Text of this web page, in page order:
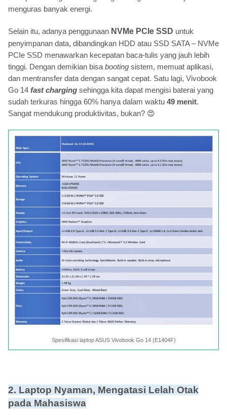
menguras banyak energi.
Selain itu, adanya penggunaan NVMe PCIe SSD untuk
penyimpanan data, dibandingkan HDD atau SSD SATA – NVMe
PCIe SSD menawarkan kecepatan baca-tulis yang jauh lebih
tinggi. Dengan demikian bisa booting sistem, memuat aplikasi,
dan mentransfer data dengan sangat cepat. Satu lagi, Vivobook
Go 14 fast charging sehingga kita dapat mengisi baterai yang
sudah terkuras hingga 60% hanya dalam waktu 49 menit.
Sangat mendukung produktivitas, bukan? 😍
Spesifikasi laptop ASUS Vivobook Go 14 (E1404F)
2. Laptop Nyaman, Mengatasi Lelah Otak
pada Mahasiswa